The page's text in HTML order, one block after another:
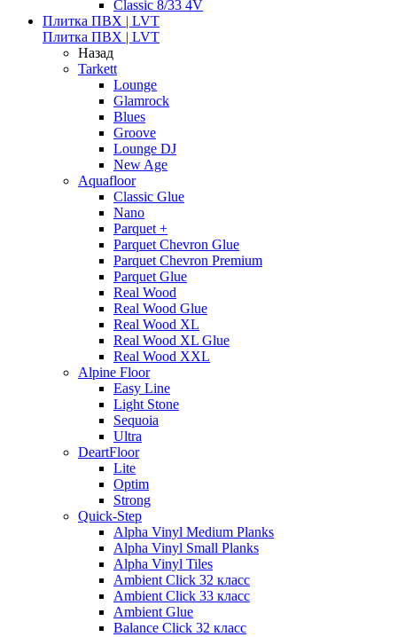
Classic 8/33 4V
Плитка ПВХ | LVT
Плитка ПВХ | LVT
Назад
Tarkett
Lounge
Glamrock
Blues
Groove
Lounge DJ
New Age
Aquafloor
Classic Glue
Nano
Parquet +
Parquet Chevron Glue
Parquet Chevron Premium
Parquet Glue
Real Wood
Real Wood Glue
Real Wood XL
Real Wood XL Glue
Real Wood XXL
Alpine Floor
Easy Line
Light Stone
Sequoia
Ultra
DeartFloor
Lite
Optim
Strong
Quick-Step
Alpha Vinyl Medium Planks
Alpha Vinyl Small Planks
Alpha Vinyl Tiles
Ambient Click 32 класс
Ambient Click 33 класс
Ambient Glue
Balance Click 32 класс